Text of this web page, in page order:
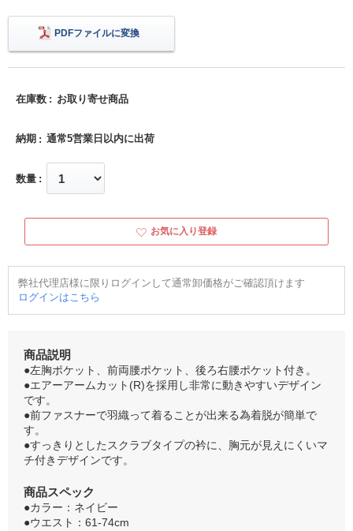
PDFファイルに変換
在庫数 お取り寄せ商品
納期 通常5営業日以内に出荷
数量
お気に入り登録
弊社代理店様に限りログインして通常卸価格がご確認頂けます
ログインはこちら
商品説明
●左胸ポケット、前両腰ポケット、後ろ右腰ポケット付き。
●エアーアームカット(R)を採用し非常に動きやすいデザイン
です。
●前ファスナーで羽織って着ることが出来る為着脱が簡単で
す。
●すっきりとしたスクラブタイプの衿に、胸元が見えにくいマ
チ付きデザインです。
商品スペック
●カラー：ネイビー
●ウエスト：61-74cm